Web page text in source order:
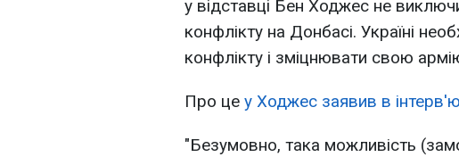
у відставці Бен Ходжес не
конфлікту на Донбасі. Україні
конфлікту і зміцнювати свою
Про це у Ходжес заявив в
"Безумовно, така можливість